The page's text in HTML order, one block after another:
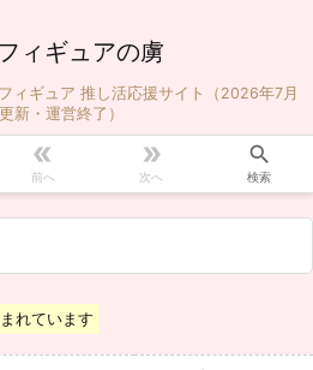
ィギュアの虜
ィギュア 推し活応援サイト（2026年7月
新・運営終了）

前へ

次へ

検索
れています